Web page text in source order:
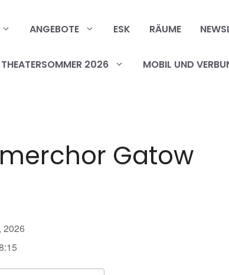
ANGEBOTE ESK RÄUME
2026 MOBIL UND
Gatow
2026